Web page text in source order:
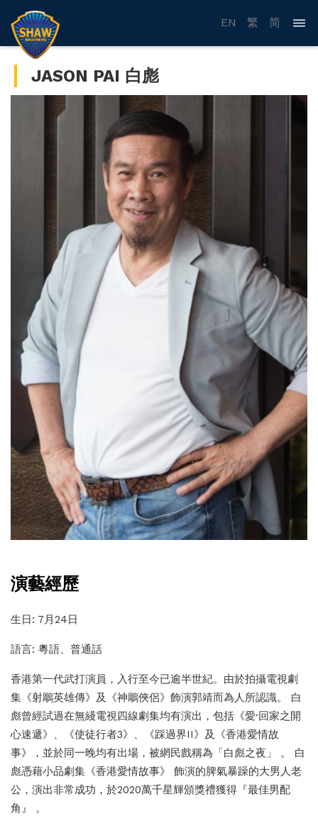
EN 繁 简
JASON PAI 白彪
演藝經歷
生日: 7月24日
語言: 粵語、普通話
香港第一代武打演員，入行至今已逾半世紀。由於拍攝電視劇
集《射鵰英雄傳》及《神鵰俠侶》飾演郭靖而為人所認識。 白
彪曾經試過在無綫電視四線劇集均有演出，包括《愛·回家之開
心速遞》、《使徒行者3》、《踩過界II》及《香港愛情故
事》，並於同一晚均有出場，被網民戲稱為「白彪之夜」 。 白
彪憑藉小品劇集《香港愛情故事》 飾演的脾氣暴躁的大男人老
公，演出非常成功，於2020萬千星輝頒獎禮獲得『最佳男配
角』 。